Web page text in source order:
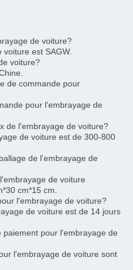
de voiture?
est SAGW.
voiture?
de commande pour
pour l'embrayage de
de l'embrayage de voiture?
de voiture est de 300-800
de l'embrayage de
de voiture
cm*15 cm.
l'embrayage de voiture?
de voiture est de 14 jours
pour l'embrayage de
l'embrayage de voiture sont